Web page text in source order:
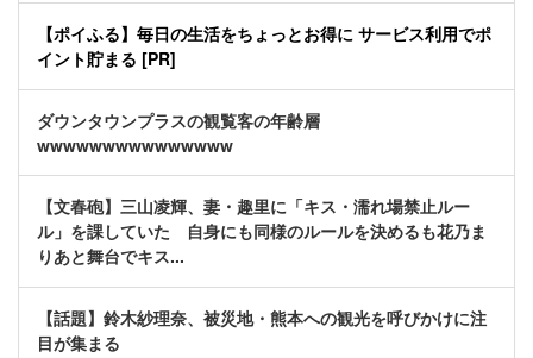
【ポイふる】毎日の生活をちょっとお得に サービス利用でポ
イント貯まる [PR]
ダウンタウンプラスの観覧客の年齢層
wwwwwwwwwwwwwww
【文春砲】三山凌輝、妻・趣里に「キス・濡れ場禁止ルー
ル」を課していた 自身にも同様のルールを決めるも花乃ま
りあと舞台でキス...
【話題】鈴木紗理奈、被災地・熊本への観光を呼びかけに注
目が集まる